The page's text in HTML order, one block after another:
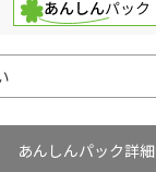
あんしんパック詳細